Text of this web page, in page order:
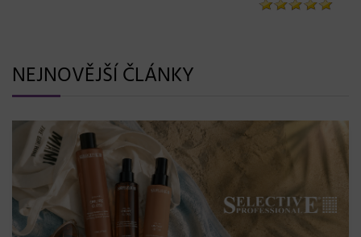
NEJNOVĚJŠÍ ČLÁNKY
BLONDME přichází s novou érou blond: lesk,
a maximální péče bez kompromisů
08. 06. 2026